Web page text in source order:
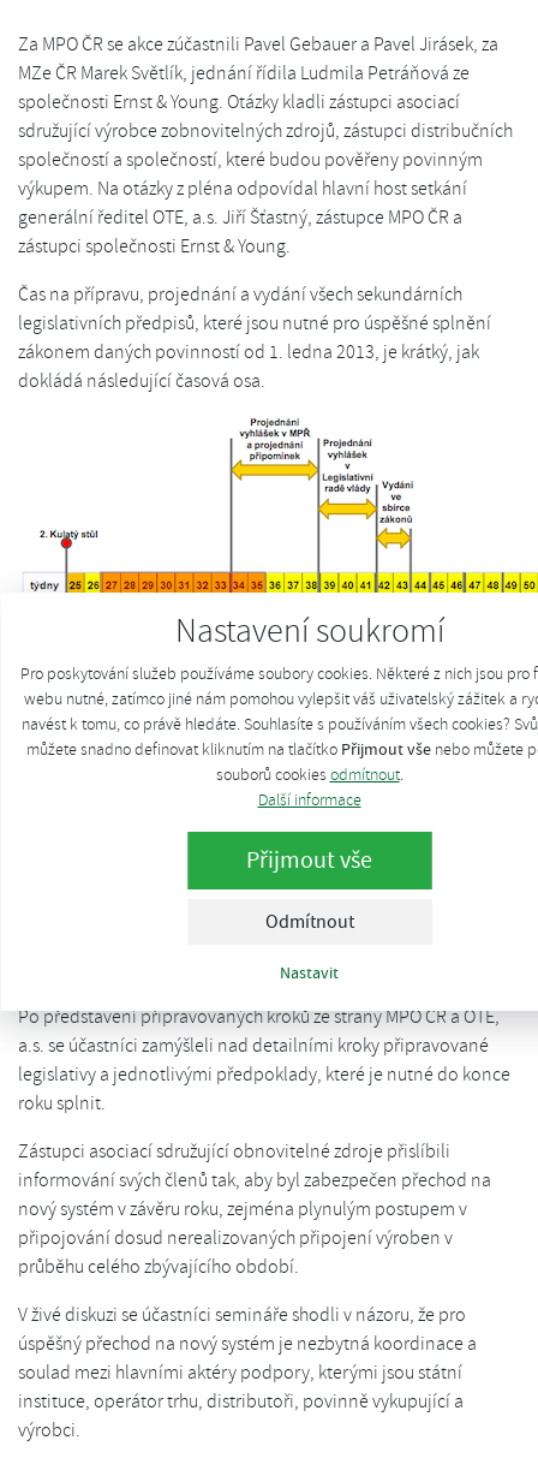
Nastavení soukromí
Pro poskytování služeb používáme soubory cookies. Některé z nich jsou pro
webu nutné, zatímco jiné nám pomohou vylepšit váš uživatelský zážitek a
navést k tomu, co právě hledáte. Souhlasíte s používáním všech cookies?
můžete snadno definovat kliknutím na tlačítko Přijmout vše nebo můžete
souborů cookies odmítnout.
Další informace
Přijmout vše
Odmítnout
Nastavit
Za MPO ČR se akce zúčastnili Pavel Gebauer a Pavel Jirásek, za
MZe ČR Marek Světlík, jednání řídila Ludmila Petráňová ze
společnosti Ernst & Young. Otázky kladli zástupci asociací
sdružující výrobce zobnovitelných zdrojů, zástupci distribučních
společností a společností, které budou pověřeny povinným
výkupem. Na otázky z pléna odpovídal hlavní host setkání
generální ředitel OTE, a.s. Jiří Šťastný, zástupce MPO ČR a
zástupci společnosti Ernst & Young.
Čas na přípravu, projednání a vydání všech sekundárních
legislativních předpisů, které jsou nutné pro úspěšné splnění
zákonem daných povinností od 1. ledna 2013, je krátký, jak
dokládá následující časová osa.
Zástupci společnosti Ernst&Young představili vlastní vizi
nového zákona. Základním požadavkem na nový systém je
dokladovatelná splněním věcných a časových podmínek.
subjekty v systému operátora trhu.
Po představení připravovaných kroků ze strany MPO ČR a OTE,
a.s. se účastníci zamýšleli nad detailními kroky připravované
legislativy a jednotlivými předpoklady, které je nutné do konce
roku splnit.
Zástupci asociací sdružující obnovitelné zdroje přislíbili
informování svých členů tak, aby byl zabezpečen přechod na
nový systém v závěru roku, zejména plynulým postupem v
připojování dosud nerealizovaných připojení výroben v
průběhu celého zbývajícího období.
V živé diskuzi se účastníci semináře shodli v názoru, že pro
úspěšný přechod na nový systém je nezbytná koordinace a
soulad mezi hlavními aktéry podpory, kterými jsou státní
instituce, operátor trhu, distributoři, povinně vykupující a
výrobci.